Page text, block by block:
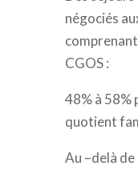
négociés
CGOS :
48% à 58%
quotient
Au –delà